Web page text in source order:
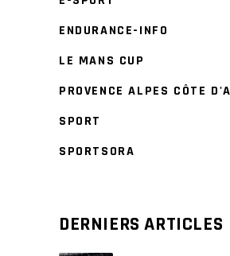
ENDURANCE-INFO
LE MANS CUP
PROVENCE ALPES CÔTE
SPORT
SPORTSORA
DERNIERS ARTICLES